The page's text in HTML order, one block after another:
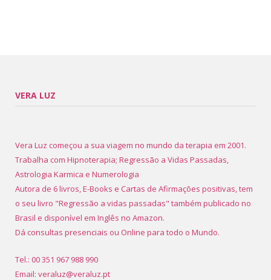
VERA LUZ
Vera Luz começou a sua viagem no mundo da terapia em 2001.
Trabalha com Hipnoterapia; Regressão a Vidas Passadas,
Astrologia Karmica e Numerologia
Autora de 6 livros, E-Books e Cartas de Afirmações positivas, tem
o seu livro "Regressão a vidas passadas" também publicado no
Brasil e disponível em Inglês no Amazon.
Dá consultas presenciais ou Online para todo o Mundo.
Tel.: 00 351 967 988 990
Email: veraluz@veraluz.pt